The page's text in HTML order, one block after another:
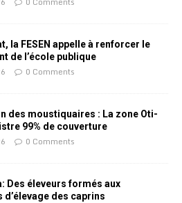
la FESEN appelle à renforcer le
de l’école publique
0 Comments
des moustiquaires : La zone Oti-
99% de couverture
0 Comments
Des éleveurs formés aux
d’élevage des caprins